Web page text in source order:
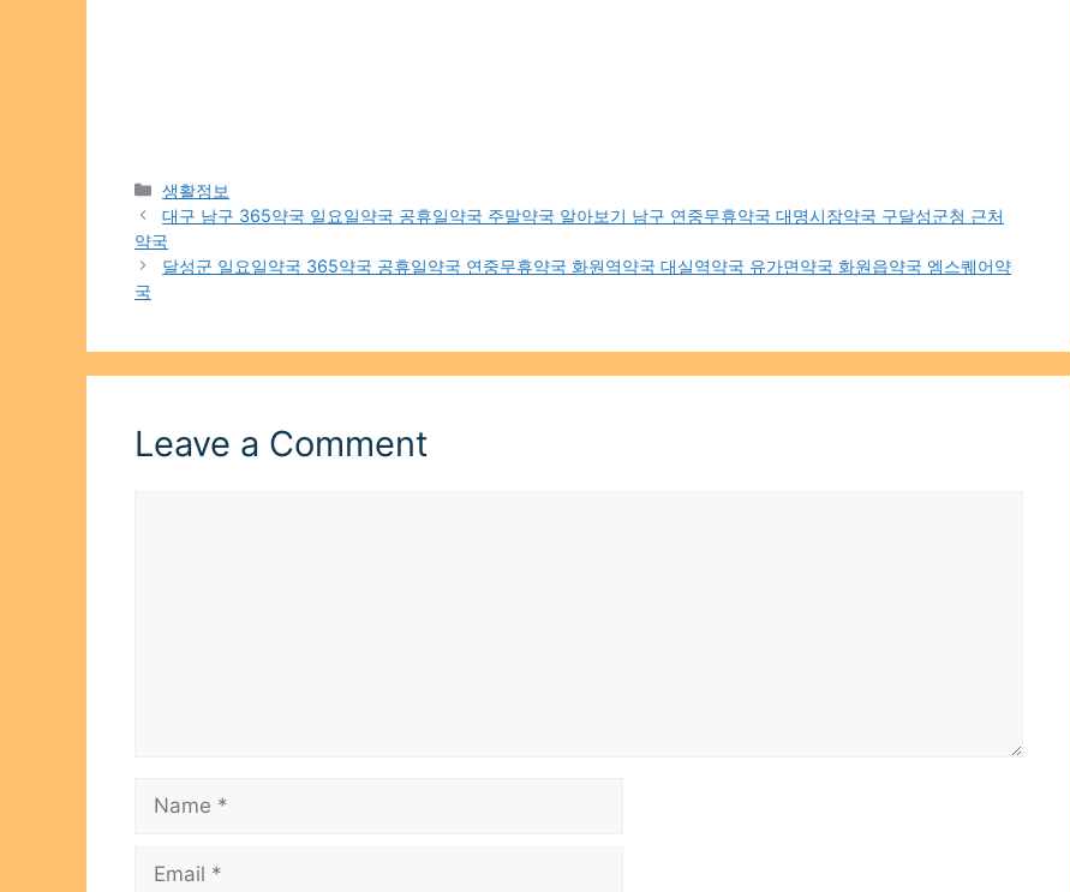
Categories
생활정보
대구 남구 365약국 일요일약국 공휴일약국 주말약국 알아보기 남구 연중무휴약국 대명시장약국 구달성군청 근처
약국
달성군 일요일약국 365약국 공휴일약국 연중무휴약국 화원역약국 대실역약국 유가면약국 화원읍약국 엠스퀘어약
국
Leave a Comment